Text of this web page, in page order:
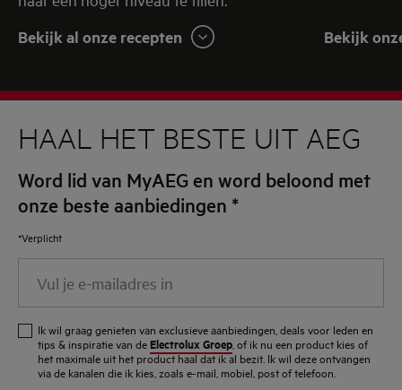
Bekijk al onze recepten Bekijk
HAAL HET BESTE UIT AEG
Word lid van MyAEG en word beloond met
onze beste aanbiedingen *
*Verplicht
mailadres
Ik wil graag genieten van exclusieve aanbiedingen, deals voor leden en
tips & inspiratie van de Electrolux Groep , of ik nu een product kies of
het maximale uit het product haal dat ik al bezit. Ik wil deze ontvangen
via de kanalen die ik kies, zoals e-mail, mobiel, post of telefoon.